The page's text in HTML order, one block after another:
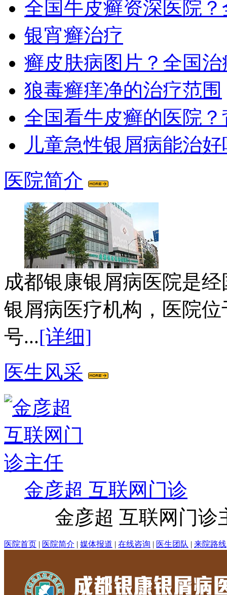
全国牛皮癣资深医院
银宵癣治疗
癣皮肤病图片？全国
狼毒癣痒净的治疗范围
全国看牛皮癣的医院
儿童急性银屑病能治好
医院简介
成都银康银屑病医院是
银屑病医疗机构，医院
号...[详细]
医生风采
金彦超 互联网门诊
金彦超 互联网门诊
医院首页 | 医院简介 | 媒体报道 | 在线咨询 | 医生团队 | 来院路线